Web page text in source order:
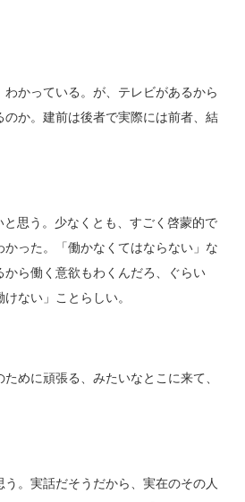
かっている。が、テレビがあるから
か。建前は後者で実際には前者、結
思う。少なくとも、すごく啓蒙的で
った。「働かなくてはならない」な
ら働く意欲もわくんだろ、ぐらい
ない」ことらしい。
めに頑張る、みたいなとこに来て、
。実話だそうだから、実在のその人